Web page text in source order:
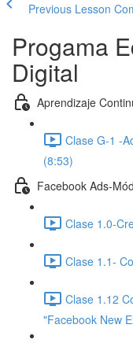
Previous Lesson
Progama
Digital
Aprendizaje
Clase G-1 -
(8:53)
Facebook Ads-
Clase 1.0-
Clase 1.1-
Clase 1.12
"Facebook New